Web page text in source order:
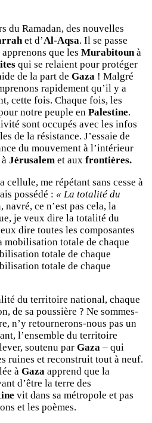
du Ramadan, des nouvelles
et d’Al-Aqsa. Il se passe
que les Murabitounà
qui se relaient pour protéger
de la part de Gaza ! Malgré
rapidement qu’il y a
cette fois. Chaque fois, les
notre peuple en Palestine.
sont occupés avec les infos
de la résistance. J’essaie de
du mouvement à l’intérieur
à Jérusalem et aux frontières.
cellule, me répétant sans cesse à
possédé : « La totalité du
navré, ce n’est pas cela, la
je veux dire la totalité du
dire toutes les composantes
mobilisation totale de chaque
totale de chaque
totale de chaque
du territoire national, chaque
de sa poussière ? Ne sommes-
n’y retournerons-nous pas un
l’ensemble du territoire
soutenu par Gaza – qui
ruines et reconstruit tout à neuf.
à Gaza apprend que la
d’être la terre des
vit dans sa métropole et pas
et les poèmes.